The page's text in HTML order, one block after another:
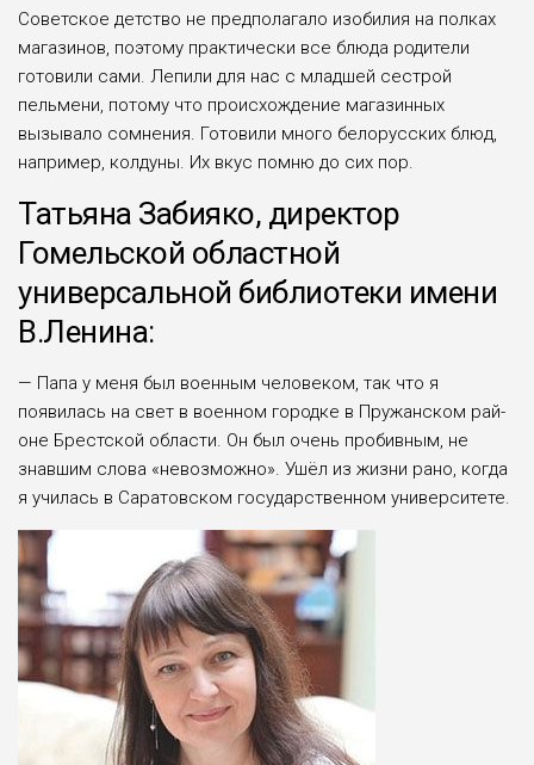
Советское детство не предполагало изо­билия на полках
магазинов, поэтому прак­тически все блюда родители
готовили са­ми. Лепили для нас с младшей сестрой
пельмени, потому что происхождение мага­зинных
вызывало сомнения. Готовили мно­го белорусских блюд,
например, колдуны. Их вкус помню до сих пор.
Татьяна Забияко, директор
Гомельской областной
универсальной библиотеки имени
В.Ленина:
— Папа у меня был военным чело­веком, так что я
появилась на свет в военном городке в Пружанском рай­
оне Брестской области. Он был очень пробивным, не
знавшим слова «невоз­можно». Ушёл из жизни рано, когда
я училась в Саратовском государствен­ном университете.